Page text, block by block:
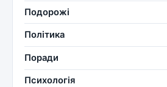
Подорожі
Політика
Поради
Психологія